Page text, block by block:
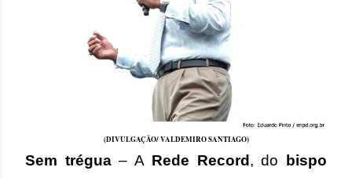
(DIVULGAÇÃO/ VALDEMIRO SANTIAGO)
Sem trégua– A Rede Record , do
bispo